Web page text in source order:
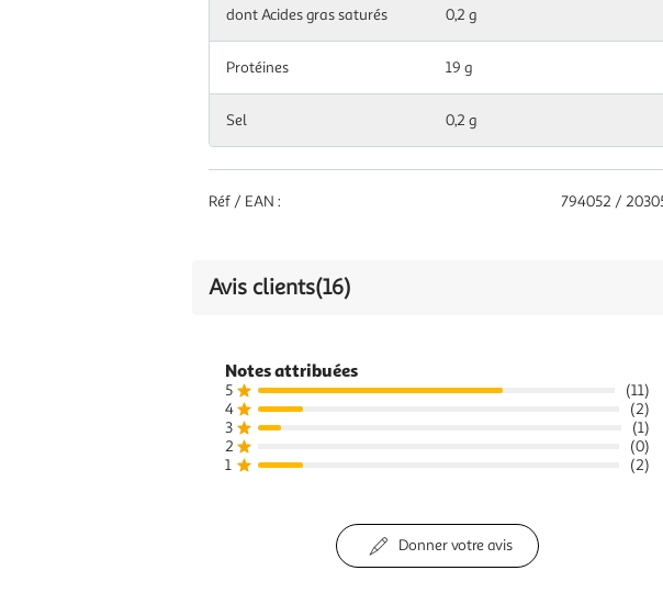
dont Acides gras saturés 0,2 g
Protéines 19 g
Sel 0,2 g
Réf / EAN : 794052 /
Avis clients(16)
Notes attribuées
5
(11)
4
(2)
3
(1)
2
(0)
1
(2)
Donner votre avis